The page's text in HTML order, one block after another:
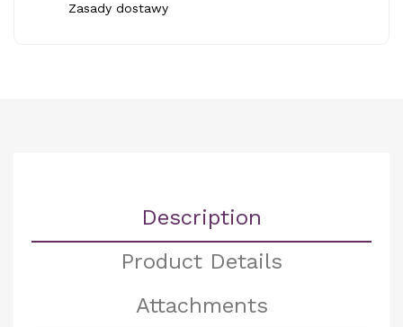
Zasady dostawy
Description
Product Details
Attachments